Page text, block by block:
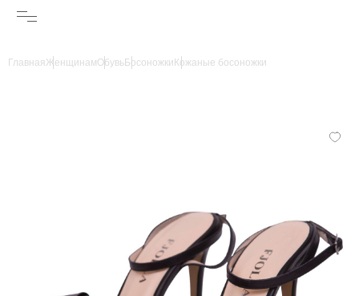
ГлавнаяЖенщинамОбувьБосоножки Кожаные босоножки